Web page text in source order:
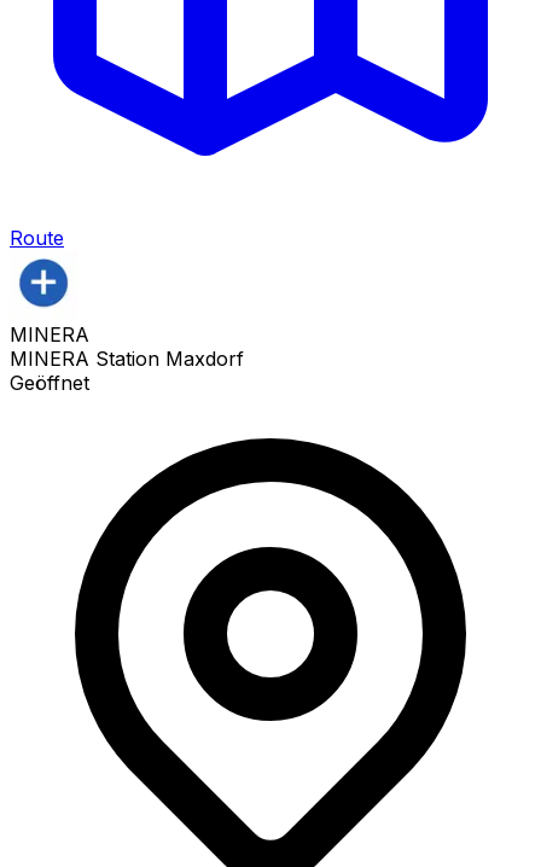
Route
MINERA
MINERA Station Maxdorf
Geöffnet